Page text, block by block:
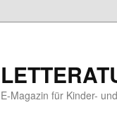
E-Magazin für Kinder-